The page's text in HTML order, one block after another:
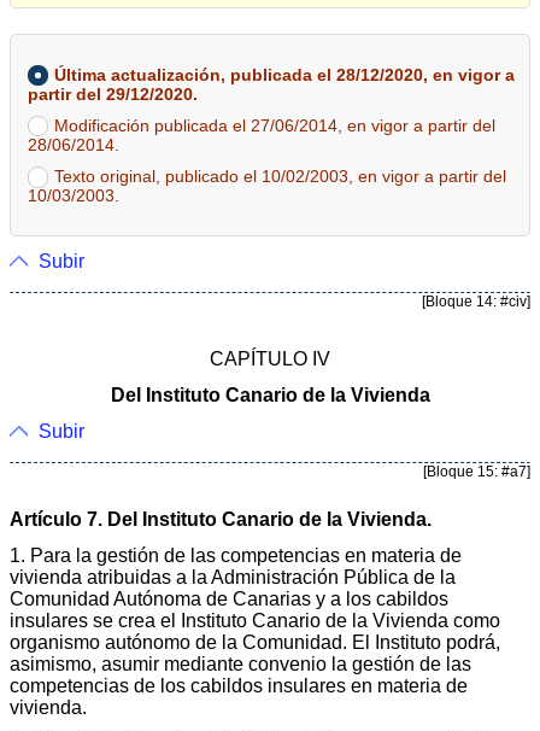
Última actualización, publicada el 28/12/2020, en vigor a
partir del 29/12/2020.
Modificación publicada el 27/06/2014, en vigor a partir del
28/06/2014.
Texto original, publicado el 10/02/2003, en vigor a partir del
10/03/2003.
Subir
[Bloque 14: #civ]
CAPÍTULO IV
Del Instituto Canario de la Vivienda
Subir
[Bloque 15: #a7]
Artículo 7. Del Instituto Canario de la Vivienda.
1. Para la gestión de las competencias en materia de
vivienda atribuidas a la Administración Pública de la
Comunidad Autónoma de Canarias y a los cabildos
insulares se crea el Instituto Canario de la Vivienda como
organismo autónomo de la Comunidad. El Instituto podrá,
asimismo, asumir mediante convenio la gestión de las
competencias de los cabildos insulares en materia de
vivienda.